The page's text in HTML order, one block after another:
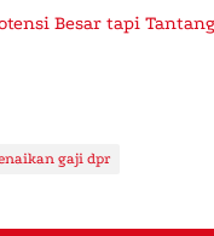
Besar tapi
gaji dpr